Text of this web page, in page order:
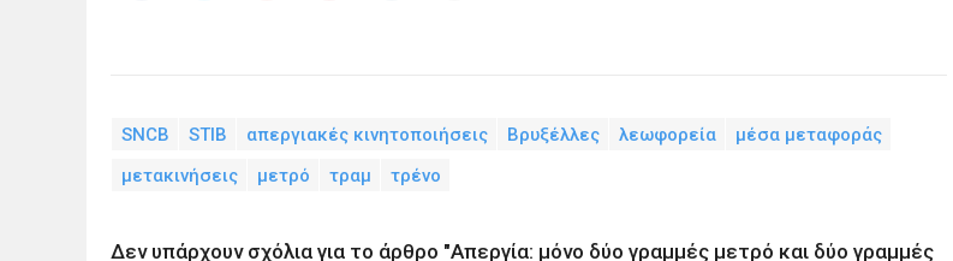
SNCB STIB απεργιακές κινητοποιήσεις Βρυξέλλες λεωφορεία
μέσα μεταφοράς
μετακινήσεις
μετρό τραμ τρένο
Δεν υπάρχουν σχόλια για το άρθρο "Απεργία: μόνο δύο γραμμές μετρό και δύο γραμμές